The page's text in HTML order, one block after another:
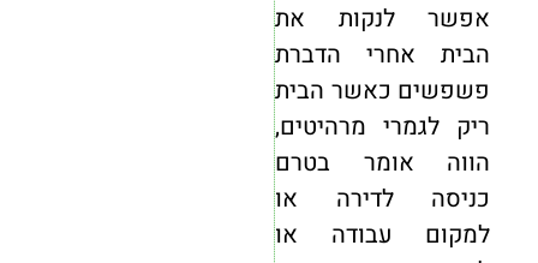
אפשר לנקות את
הבית אחרי הדברת
פשפשים כאשר הבית
ריק לגמרי מרהיטים,
הווה אומר בטרם
כניסה לדירה או
למקום עבודה או